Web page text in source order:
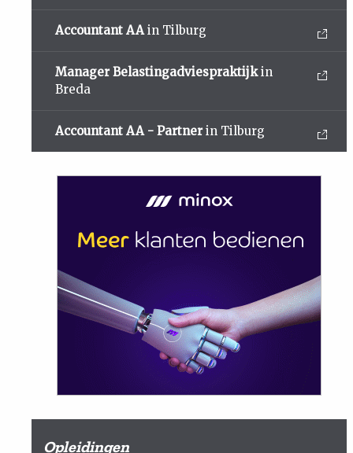
Accountant AAin Tilburg
Manager Belastingadviespraktijkin
Breda
Accountant AA - Partner in Tilburg
Opleidingen